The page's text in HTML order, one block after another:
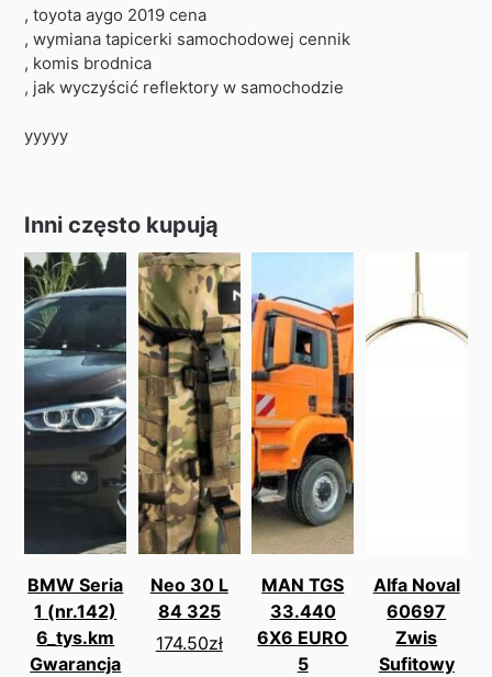
, toyota aygo 2019 cena
, wymiana tapicerki samochodowej cennik
, komis brodnica
, jak wyczyścić reflektory w samochodzie
yyyyy
Inni często kupują
BMW Seria
1 (nr.142)
6_tys.km
Gwarancja
Neo 30 L
84 325
174.50zł
MAN TGS
33.440
6X6 EURO
5
Alfa Noval
60697
Zwis
Sufitowy